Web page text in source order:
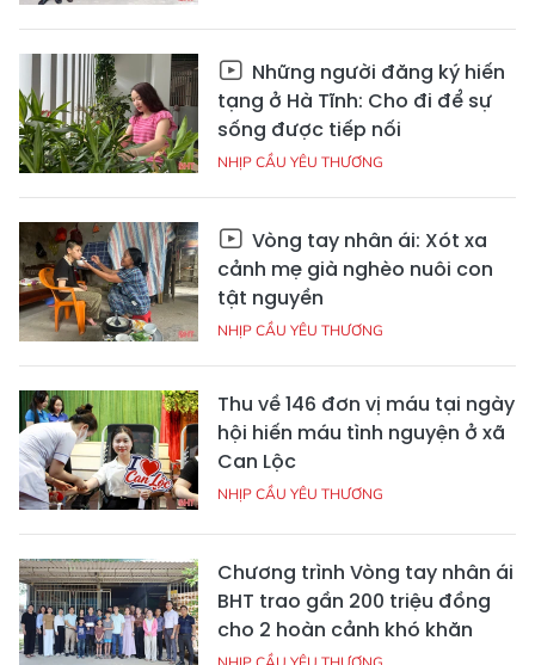
Những người đăng ký hiến
tạng ở Hà Tĩnh: Cho đi để sự
sống được tiếp nối
NHỊP CẦU YÊU THƯƠNG
Vòng tay nhân ái: Xót xa
cảnh mẹ già nghèo nuôi con
tật nguyền
NHỊP CẦU YÊU THƯƠNG
Thu về 146 đơn vị máu tại ngày
hội hiến máu tình nguyện ở xã
Can Lộc
NHỊP CẦU YÊU THƯƠNG
Chương trình Vòng tay nhân ái
BHT trao gần 200 triệu đồng
cho 2 hoàn cảnh khó khăn